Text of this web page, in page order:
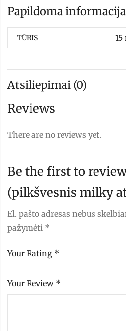
Papildoma informacija
TŪRIS 15
Atsiliepimai (0)
Reviews
There are no reviews yet.
Be the first to review
(pilkšvesnis milky
El. pašto adresas nebus
pažymėti *
Your Rating *
Your Review *